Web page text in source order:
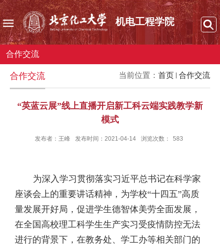
机电工程学院
合作交流
当前位置： 首页 合作交流
合作交流
“英蓝云展”线上直播开启新工科云端实践教学新
模式
发布者：王峰 发布时间：2021-04-14 浏览次数： 583
为深入学习贯彻落实习近平总书记在科学家
座谈会上的重要讲话精神，为学校“十四五”高质
量发展开好局，促进学生德智体美劳全面发展，
在全国高校理工科学生生产实习受疫情防控无法
进行的背景下，在教务处、学工办等相关部门的